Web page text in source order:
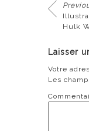
Hulk
Laisser
Votre
Les